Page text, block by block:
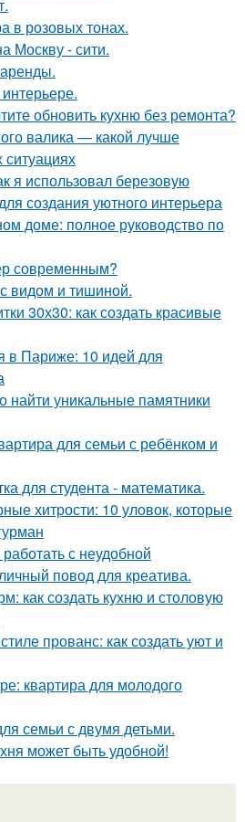
в розовых тонах.
Москву - сити.
обновить кухню без ремонта?
валика — какой лучше
ситуациях
я использовал березовую
создания уютного интерьера
доме: полное руководство по
современным?
видом и тишиной.
30х30: как создать красивые
в Париже: 10 идей для
найти уникальные памятники
для семьи с ребёнком и
для студента - математика.
хитрости: 10 уловок, которые
с неудобной
повод для креатива.
как создать кухню и столовую
прованс: как создать уют и
квартира для молодого
семьи с двумя детьми.
может быть удобной!